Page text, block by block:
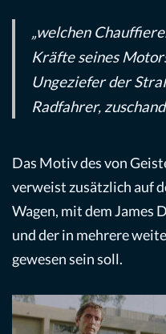
„welchen
Kräfte seines
Ungeziefer der
Radfahrer,
Das Motiv des von
verweist zusätzlich auf
Wagen, mit dem James
und der in mehrere
gewesen sein soll.